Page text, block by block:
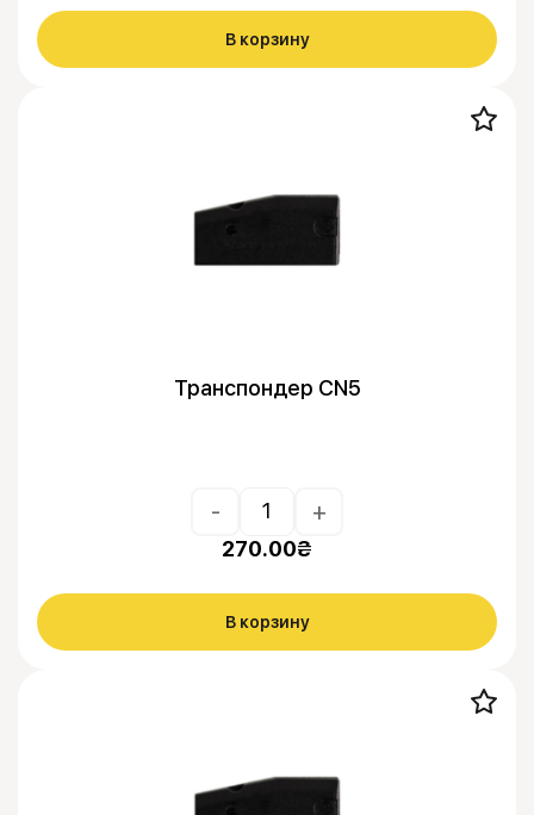
В корзину
Транспондер CN5
- +
270.00₴
В корзину